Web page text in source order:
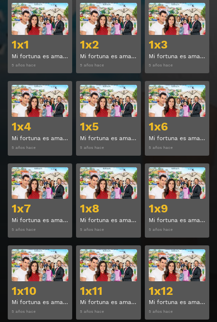
1x1
Mi fortuna es amarte Temporada 1 Capitulo 1
5 años hace
Ver
1x2
Mi fortuna es amarte Temporada 1 Capitulo 2
5 años hace
Ver
1x3
Mi fortuna es amarte Temporada 1 Capitulo 3
5 años hace
1x4
Mi fortuna es amarte Temporada 1 Capitulo 4
5 años hace
Ver
1x5
Mi fortuna es amarte Temporada 1 Capitulo 5
5 años hace
Ver
1x6
Mi fortuna es amarte Temporada 1 Capitulo 6
5 años hace
1x7
Mi fortuna es amarte Temporada 1 Capitulo 7
5 años hace
Ver
1x8
Mi fortuna es amarte Temporada 1 Capitulo 8
5 años hace
Ver
1x9
Mi fortuna es amarte Temporada 1 Capitulo 9
5 años hace
1x10
Mi fortuna es amarte Temporada 1 Capitulo 10
5 años hace
Ver
1x11
Mi fortuna es amarte Temporada 1 Capitulo 11
5 años hace
Ver
1x12
Mi fortuna es amarte Temporada 1 Capitulo 12
5 años hace